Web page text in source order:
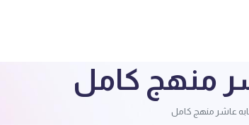
منهج كامل
عاشر منهج كامل